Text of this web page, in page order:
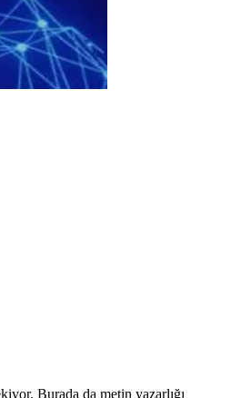
Burada da metin yazarlığı